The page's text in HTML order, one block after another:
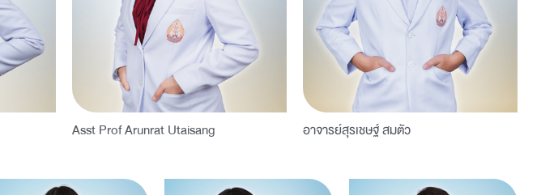
Asst Prof Arunrat Utaisang อาจารย์สุรเชษฐ์ สมตัว